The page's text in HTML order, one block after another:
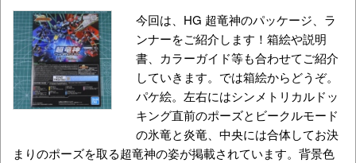
今回は、HG 超竜神のパッケージ、ラ
ンナーをご紹介します！箱絵や説明
書、カラーガイド等も合わせてご紹介
していきます。では箱絵からどうぞ。
パケ絵。左右にはシンメトリカルドッ
キング直前のポーズとビークルモード
の氷竜と炎竜、中央には合体してお決
まりのポーズを取る超竜神の姿が掲載されています。背景色